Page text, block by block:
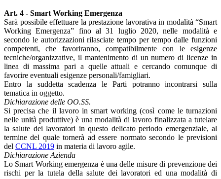
Art. 4 - Smart Working Emergenza
Sarà possibile effettuare la prestazione lavorativa in modalità “Smart
Working Emergenza” fino al 31 luglio 2020, nelle modalità e
secondo le autorizzazioni rilasciate tempo per tempo dalle funzioni
competenti, che favoriranno, compatibilmente con le esigenze
tecniche/organizzative, il mantenimento di un numero di licenze in
linea di massima pari a quelle attuali e cercando comunque di
favorire eventuali esigenze personali/famigliari.
Entro la suddetta scadenza le Parti potranno incontrarsi sulla
tematica in oggetto.
Dichiarazione delle OO.SS.
Si precisa che il lavoro in smart working (così come le turnazioni
nelle unità produttive) è una modalità di lavoro finalizzata a tutelare
la salute dei lavoratori in questo delicato periodo emergenziale, al
termine del quale tornerà ad essere normato secondo le previsioni
del CCNL 2019 in materia di lavoro agile.
Dichiarazione Azienda
Lo Smart Working emergenza è una delle misure di prevenzione dei
rischi per la tutela della salute dei lavoratori ed una modalità di